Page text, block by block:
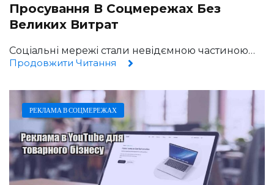
Просування В Соцмережах Без
Великих Витрат
Соціальні мережі стали невідємною частиною…
Продовжити Читання
РЕКЛАМА В СОЦМЕРЕЖАХ